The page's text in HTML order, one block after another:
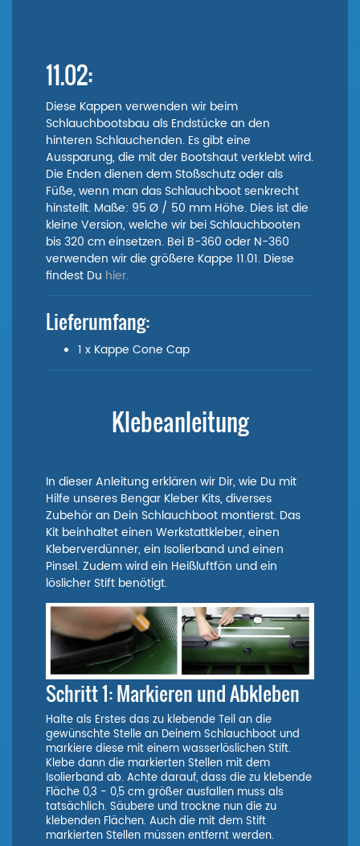
11.02:
Diese Kappen verwenden wir beim
Schlauchbootsbau als Endstücke an den
hinteren Schlauchenden. Es gibt eine
Aussparung, die mit der Bootshaut verklebt wird.
Die Enden dienen dem Stoßschutz oder als
Füße, wenn man das Schlauchboot senkrecht
hinstellt. Maße: 95 Ø / 50 mm Höhe. Dies ist die
kleine Version, welche wir bei Schlauchbooten
bis 320 cm einsetzen. Bei B-360 oder N-360
verwenden wir die größere Kappe 11.01. Diese
findest Du hier.
Lieferumfang:
1 x Kappe Cone Cap
Klebeanleitung
In dieser Anleitung erklären wir Dir, wie Du mit
Hilfe unseres Bengar Kleber Kits, diverses
Zubehör an Dein Schlauchboot montierst. Das
Kit beinhaltet einen Werkstattkleber, einen
Kleberverdünner, ein Isolierband und einen
Pinsel. Zudem wird ein Heißluftfön und ein
löslicher Stift benötigt.
Schritt 1: Markieren und Abkleben
Halte als Erstes das zu klebende Teil an die
gewünschte Stelle an Deinem Schlauchboot und
markiere diese mit einem wasserlöslichen Stift.
Klebe dann die markierten Stellen mit dem
Isolierband ab. Achte darauf, dass die zu klebende
Fläche 0,3 - 0,5 cm größer ausfallen muss als
tatsächlich. Säubere und trockne nun die zu
klebenden Flächen. Auch die mit dem Stift
markierten Stellen müssen entfernt werden.